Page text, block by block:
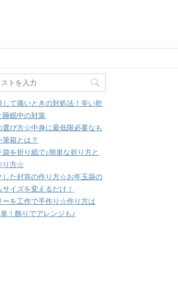
して痛いときの対処法！辛い乾
睡眠中の対策
選び方☆中身に最低限必要なも
箱とは？
を折り紙で♪簡単な折り方と
り方☆
した封筒の作り方☆お年玉袋の
イズを変えるだけ！
ーを工作で手作り☆作り方は
！飾りでアレンジも♪